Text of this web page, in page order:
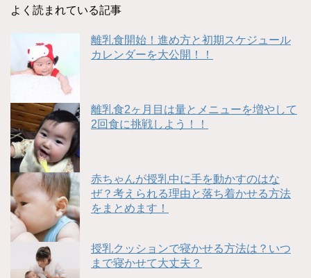
よく読まれている記事
離乳食開始！進め方と初期スケジュール
カレンダーを大公開！！
離乳食2ヶ月目は量とメニューを増やして
2回食に挑戦しよう！！
赤ちゃんが授乳中に手を動かすのはな
ぜ？考えられる理由と落ち着かせる方法
をまとめます！
授乳クッションで寝かせる方法は？いつ
まで寝かせて大丈夫？